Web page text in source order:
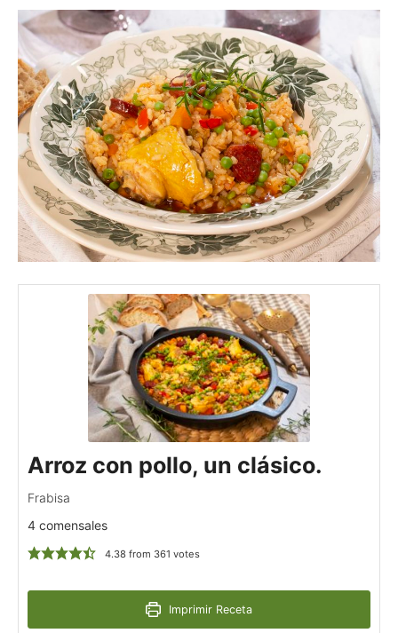
Arroz con pollo, un clásico.
Frabisa
4 comensales
4.38 from 361 votes
Imprimir Receta